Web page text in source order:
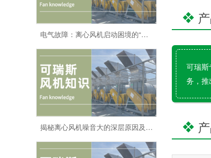
可瑞
务，推
电气故障：离心风机启动困境的“电”解之道
揭秘离心风机噪音大的深层原因及应对策略